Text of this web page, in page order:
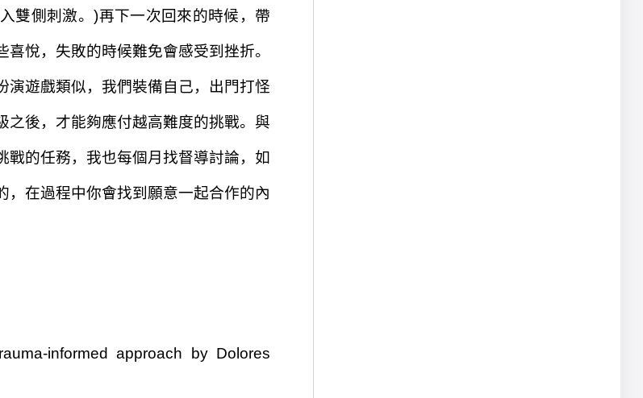
雙側刺激。)再下一次回來的時候，帶
喜悅，失敗的時候難免會感受到挫折。
演遊戲類似，我們裝備自己，出門打怪
之後，才能夠應付越高難度的挑戰。與
的任務， 我也每個月找督導討論，如
，在過程中你會找到願意一起合作的內
informed approach by Dolores